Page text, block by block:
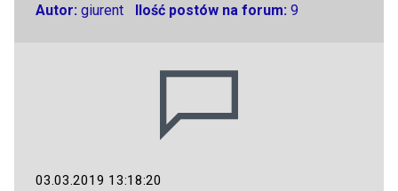
Autor: giurent Ilość postów na forum: 9
03.03.2019 13:18:20